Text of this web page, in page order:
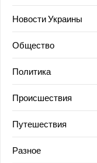
Новости Украины
Общество
Политика
Происшествия
Путешествия
Разное